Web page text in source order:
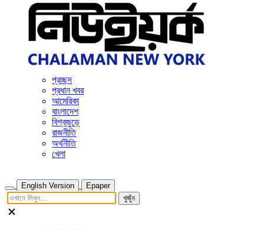
প্রচ্ছদ
প্রধান খবর
আমেরিকা
বাংলাদেশ
বিশ্বজুড়ে
রাজনীতি
অর্থনীতি
খেলা
English Version
Epaper
খুজুঁন